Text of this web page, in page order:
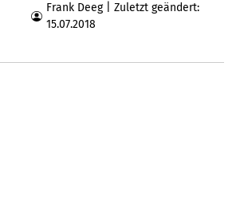
Frank Deeg | Zuletzt geändert:
15.07.2018